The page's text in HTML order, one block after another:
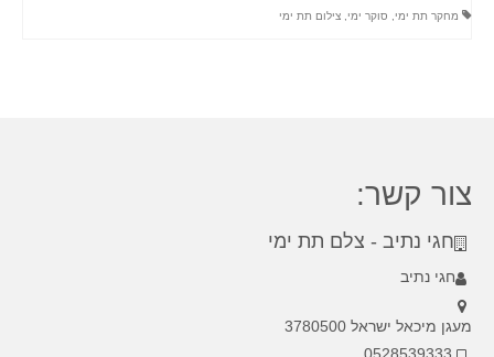
מחקר תת ימי, סוקר ימי, צילום תת ימי
צור קשר:
חגי נתיב - צלם תת ימי
חגי נתיב
מעגן מיכאל ישראל 3780500